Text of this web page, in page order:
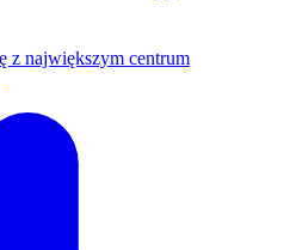
z największym centrum